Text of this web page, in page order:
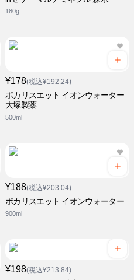
180g
¥178(税込¥192.24)
ポカリスエット イオンウォーター
大塚製薬
500ml
¥188(税込¥203.04)
ポカリスエット イオンウォーター
900ml
¥198(税込¥213.84)